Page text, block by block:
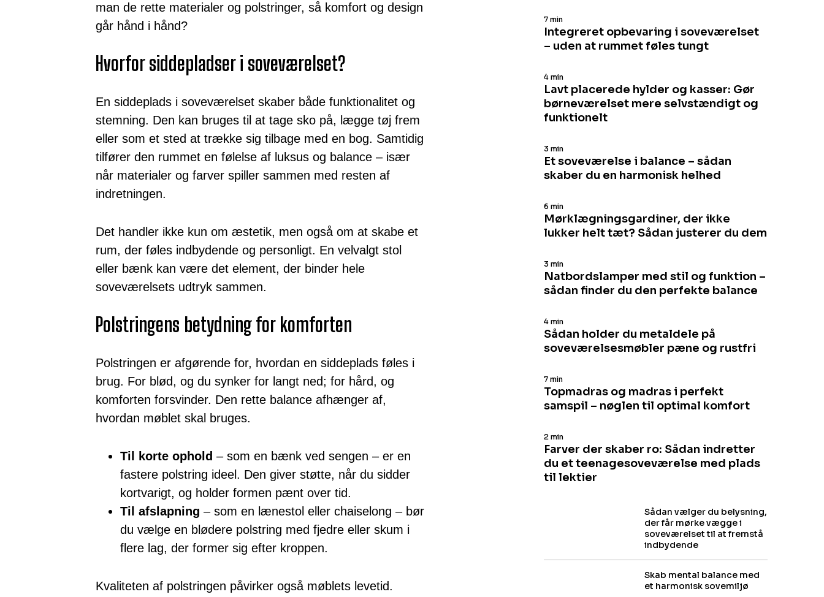
man de rette materialer og polstringer, så komfort og design
går hånd i hånd?
Hvorfor siddepladser i soveværelset?
En siddeplads i soveværelset skaber både funktionalitet og
stemning. Den kan bruges til at tage sko på, lægge tøj frem
eller som et sted at trække sig tilbage med en bog. Samtidig
tilfører den rummet en følelse af luksus og balance – især
når materialer og farver spiller sammen med resten af
indretningen.
Det handler ikke kun om æstetik, men også om at skabe et
rum, der føles indbydende og personligt. En velvalgt stol
eller bænk kan være det element, der binder hele
soveværelsets udtryk sammen.
Polstringens betydning for komforten
Polstringen er afgørende for, hvordan en siddeplads føles i
brug. For blød, og du synker for langt ned; for hård, og
komforten forsvinder. Den rette balance afhænger af,
hvordan møblet skal bruges.
Til korte ophold – som en bænk ved sengen – er en
fastere polstring ideel. Den giver støtte, når du sidder
kortvarigt, og holder formen pænt over tid.
Til afslapning – som en lænestol eller chaiselong – bør
du vælge en blødere polstring med fjedre eller skum i
flere lag, der former sig efter kroppen.
Kvaliteten af polstringen påvirker også møblets levetid.
Integreret opbevaring i soveværelset
– uden at rummet føles tungt
7 min
Lavt placerede hylder og kasser: Gør
børneværelset mere selvstændigt og
funktionelt
4 min
Et soveværelse i balance – sådan
skaber du en harmonisk helhed
3 min
Mørklægningsgardiner, der ikke
lukker helt tæt? Sådan justerer du dem
6 min
Natbordslamper med stil og funktion –
sådan finder du den perfekte balance
3 min
Sådan holder du metaldele på
soveværelsesmøbler pæne og rustfri
4 min
Topmadras og madras i perfekt
samspil – nøglen til optimal komfort
7 min
Farver der skaber ro: Sådan indretter
du et teenagesoveværelse med plads
til lektier
2 min
Sådan vælger du belysning,
der får mørke vægge i
soveværelset til at fremstå
indbydende
Skab mental balance med
et harmonisk sovemiljø